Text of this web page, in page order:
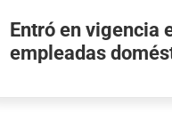
Entró en vigencia
empleadas